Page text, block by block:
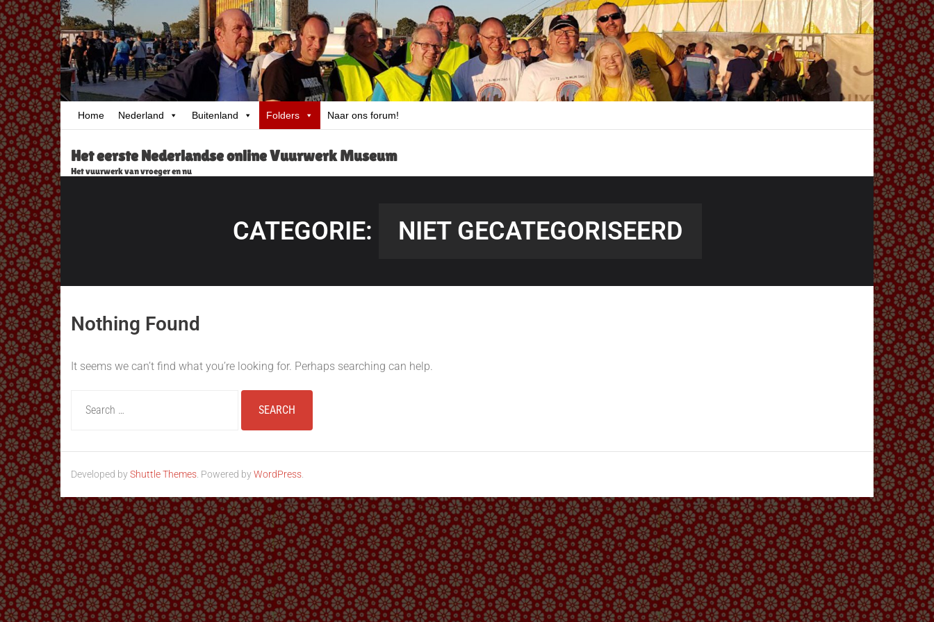
Skip
to
content
Home Nederland Buitenland Folders Naar ons forum!
Het eerste Nederlandse online Vuurwerk Museum
Het vuurwerk van vroeger en nu
CATEGORIE: NIET GECATEGORISEERD
Nothing Found
It seems we can’t find what you’re looking for. Perhaps searching can help.
Developed byShuttle Themes . Powered byWordPress